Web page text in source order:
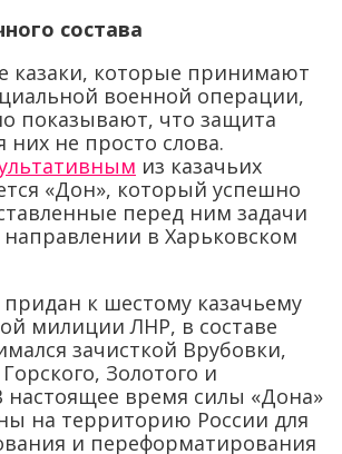
состава
казаки, которые принимают
военной операции,
показывают, что защита
них не просто слова.
из казачьих
«Дон», который успешно
перед ним задачи
в Харьковском
к шестому казачьему
милиции ЛНР, в составе
зачисткой Врубовки,
Золотого и
настоящее время силы «Дона»
на территорию России для
и переформатирования